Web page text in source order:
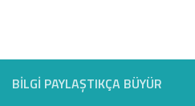
BILGI PAYLAŞTIKÇA BÜYÜR